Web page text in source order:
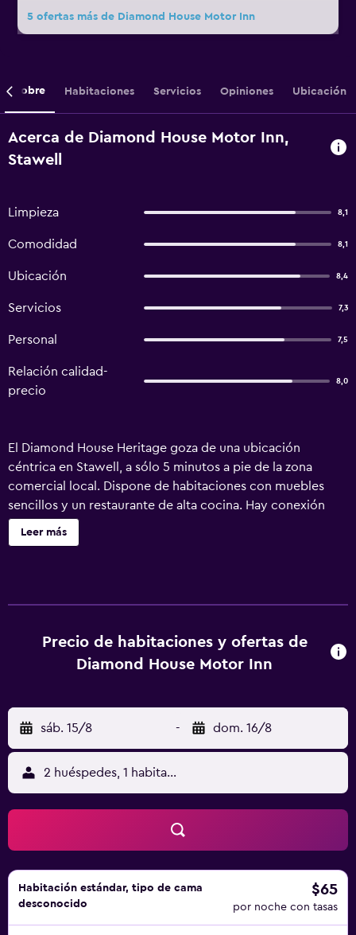
5 ofertas más de Diamond House Motor Inn
Sobre Habitaciones Servicios Opiniones Ubicación
Acerca de Diamond House Motor Inn,
Stawell
Limpieza 8,1
Comodidad 8,1
Ubicación 8,4
Servicios 7,3
Personal 7,5
Relación calidad-
precio
8,0
El Diamond House Heritage goza de una ubicación
céntrica en Stawell, a sólo 5 minutos a pie de la zona
comercial local. Dispone de habitaciones con muebles
sencillos y un restaurante de alta cocina. Hay conexión
Wi-Fi gratuita. Las habitaciones tienen paredes de ladrillo
visto y revestimiento de madera. Incluyen TV, reproductor
australiana moderna y una extensa carta de vinos. Podrá
degustar platos especialidad de la casa, como gambas al
House Motor Inn se encuentra a 2 minutos en coche del
hipódromo de Stawell y a 5 minutos a pie de la estación
de tren de Stawell. El parque nacional de los Montes
Grampianos está a 20 minutos en coche y el
establecimiento ofrece aparcamiento privado gratuito.
Leer más
Precio de habitaciones y ofertas de
Diamond House Motor Inn
sáb. 15/8 - dom. 16/8
2 huéspedes, 1 habitación
Habitación estándar, tipo de cama
desconocido
$65
por noche con tasas